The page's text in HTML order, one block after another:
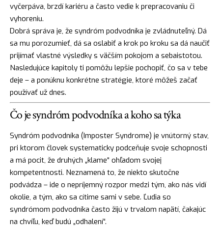
vyčerpáva, brzdí kariéru a často vedie k prepracovaniu či
vyhoreniu.
Dobrá správa je, že syndróm podvodníka je zvládnuteľný. Dá
sa mu porozumieť, dá sa oslabiť a krok po kroku sa dá naučiť
prijímať vlastné výsledky s väčším pokojom a sebaistotou.
Nasledujúce kapitoly ti pomôžu lepšie pochopiť, čo sa v tebe
deje – a ponúknu konkrétne stratégie, ktoré môžeš začať
používať už dnes.
Čo je syndróm podvodníka a koho sa týka
Syndróm podvodníka (Imposter Syndrome) je vnútorný stav,
pri ktorom človek systematicky podceňuje svoje schopnosti
a má pocit, že druhých „klame“ ohľadom svojej
kompetentnosti. Neznamená to, že niekto skutočne
podvádza – ide o nepríjemný rozpor medzi tým, ako nás vidí
okolie, a tým, ako sa cítime sami v sebe. Ľudia so
syndrómom podvodníka často žijú v trvalom napätí, čakajúc
na chvíľu, keď budú „odhalení“.